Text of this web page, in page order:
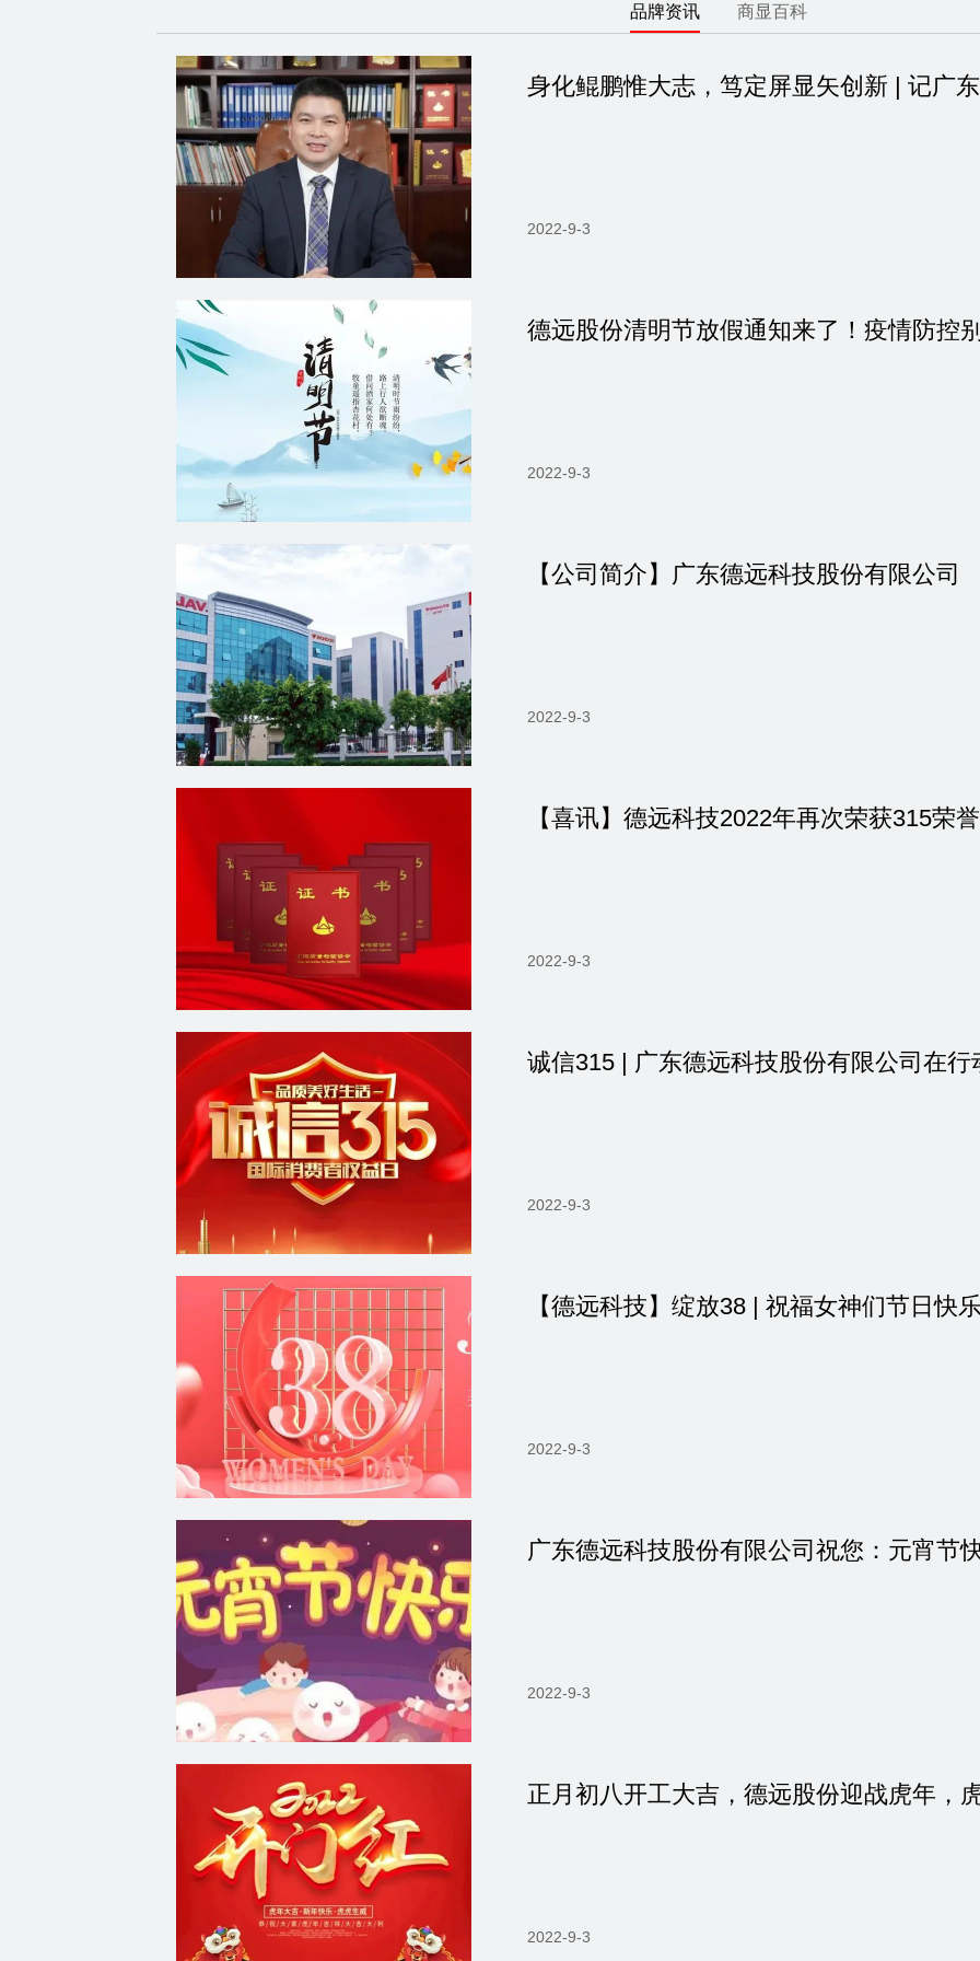
品牌资讯 商显百科
2022-9-3
德远股份清明节放假通知来了！疫情防控
2022-9-3
【公司简介】广东德远科技股份有限公司
2022-9-3
2022-9-3
诚信315 | 广东德远科技股份有限公司在行
2022-9-3
【德远科技】绽放38 | 祝福女神们节日快
2022-9-3
广东德远科技股份有限公司祝您：元宵节
2022-9-3
正月初八开工大吉，德远股份迎战虎年，
2022-9-3